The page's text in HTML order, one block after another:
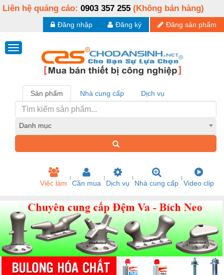
Liên hệ quảng cáo: 0903 357 255 (Không bán hàng)
Đăng sản phẩm
Đăng ký
Đăng nhập
Sản phẩm Nhà cung cấp Dịch vụ
Danh mục
Việc làm Cần mua Dịch vụ Nhà cung cấp Video clip